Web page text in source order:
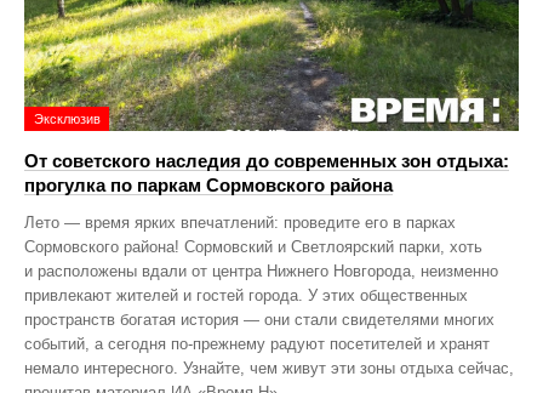
Эксклюзив
От советского наследия до современных зон отдыха:
прогулка по паркам Сормовского района
Лето — время ярких впечатлений: проведите его в парках
Сормовского района! Сормовский и Светлоярский парки, хоть
и расположены вдали от центра Нижнего Новгорода, неизменно
привлекают жителей и гостей города. У этих общественных
пространств богатая история — они стали свидетелями многих
событий, а сегодня по‑прежнему радуют посетителей и хранят
немало интересного. Узнайте, чем живут эти зоны отдыха сейчас,